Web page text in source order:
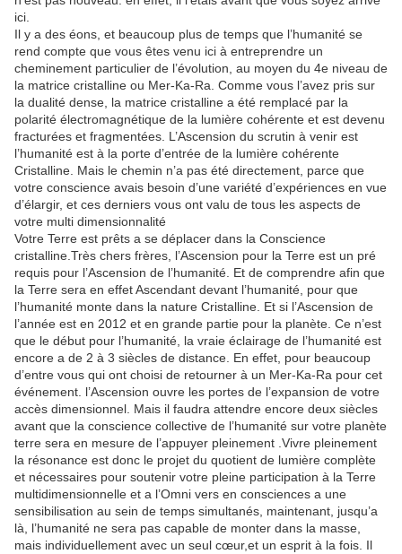
ici.
Il y a des éons, et beaucoup plus de temps que l’humanité se
rend compte que vous êtes venu ici à entreprendre un
cheminement particulier de l’évolution, au moyen du 4e niveau de
la matrice cristalline ou Mer-Ka-Ra. Comme vous l’avez pris sur
la dualité dense, la matrice cristalline a été remplacé par la
polarité électromagnétique de la lumière cohérente et est devenu
fracturées et fragmentées. L’Ascension du scrutin à venir est
l’humanité est à la porte d’entrée de la lumière cohérente
Cristalline. Mais le chemin n’a pas été directement, parce que
votre conscience avais besoin d’une variété d’expériences en vue
d’élargir, et ces derniers vous ont valu de tous les aspects de
votre multi dimensionnalité
Votre Terre est prêts a se déplacer dans la Conscience
cristalline.Très chers frères, l’Ascension pour la Terre est un pré
requis pour l’Ascension de l’humanité. Et de comprendre afin que
la Terre sera en effet Ascendant devant l’humanité, pour que
l’humanité monte dans la nature Cristalline. Et si l’Ascension de
l’année est en 2012 et en grande partie pour la planète. Ce n’est
que le début pour l’humanité, la vraie éclairage de l’humanité est
encore a de 2 à 3 siècles de distance. En effet, pour beaucoup
d’entre vous qui ont choisi de retourner à un Mer-Ka-Ra pour cet
événement. l’Ascension ouvre les portes de l’expansion de votre
accès dimensionnel. Mais il faudra attendre encore deux siècles
avant que la conscience collective de l’humanité sur votre planète
terre sera en mesure de l’appuyer pleinement .Vivre pleinement
la résonance est donc le projet du quotient de lumière complète
et nécessaires pour soutenir votre pleine participation à la Terre
multidimensionnelle et a l’Omni vers en consciences a une
sensibilisation au sein de temps simultanés, maintenant, jusqu’a
là, l’humanité ne sera pas capable de monter dans la masse,
mais individuellement avec un seul cœur,et un esprit à la fois. Il